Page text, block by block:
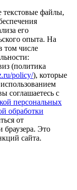
файлы,
его
опыта. На
том числе
(политика
policy/), которые
соглашаетесь с
персональных
обработки
от
браузера. Это
сайта.